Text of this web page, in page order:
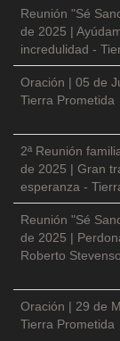
Reunión "Sé
de 2025 |
incredulidad -
Oración | 05 de
Tierra Prometida
2ª Reunión
de 2025 | Gran
esperanza -
Reunión "Sé
de 2025 |
Roberto
Oración | 29 de
Tierra Prometida